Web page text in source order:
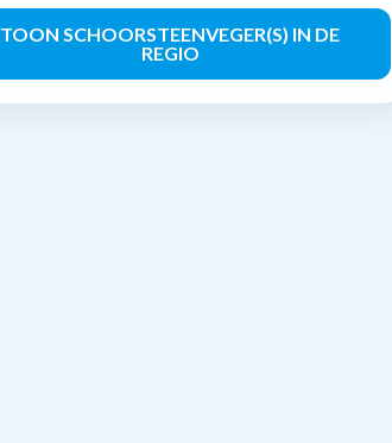
TOON SCHOORSTEENVEGER(S) IN DE
REGIO